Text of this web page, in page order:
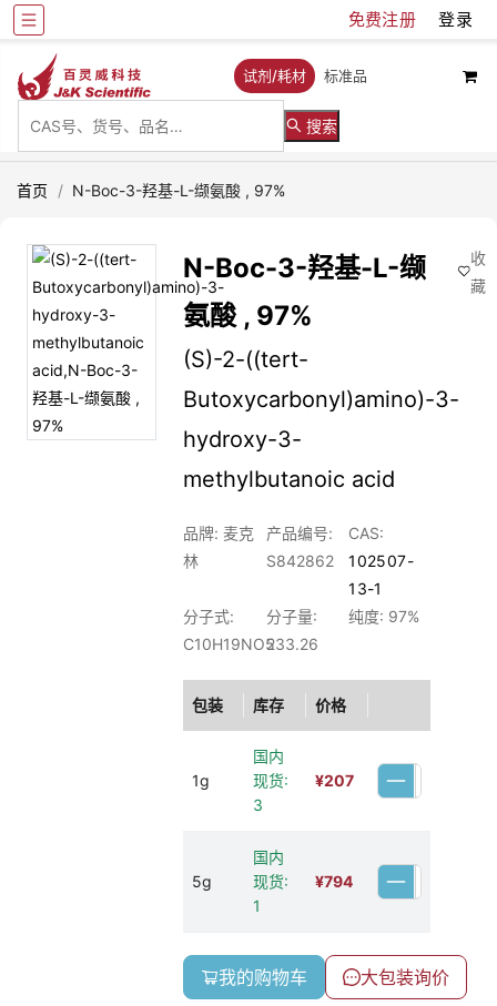
免费注册 登录
试剂/耗材 标准品
搜索
首页 / N-Boc-3-羟基-L-缬氨酸 , 97%
N-Boc-3-羟基-L-缬
氨酸 , 97%
(S)-2-((tert-
Butoxycarbonyl)amino)-3-
hydroxy-3-
methylbutanoic acid
品牌: 麦克
林
产品编号:
S842862
CAS:
102507-
13-1
分子式:
C10H19NO5
分子量:
233.26
纯度: 97%
包装 库存 价格
1g
国内
现货:
3
¥207
5g
国内
现货:
1
¥794
我的购物车 大包装询价
收
藏